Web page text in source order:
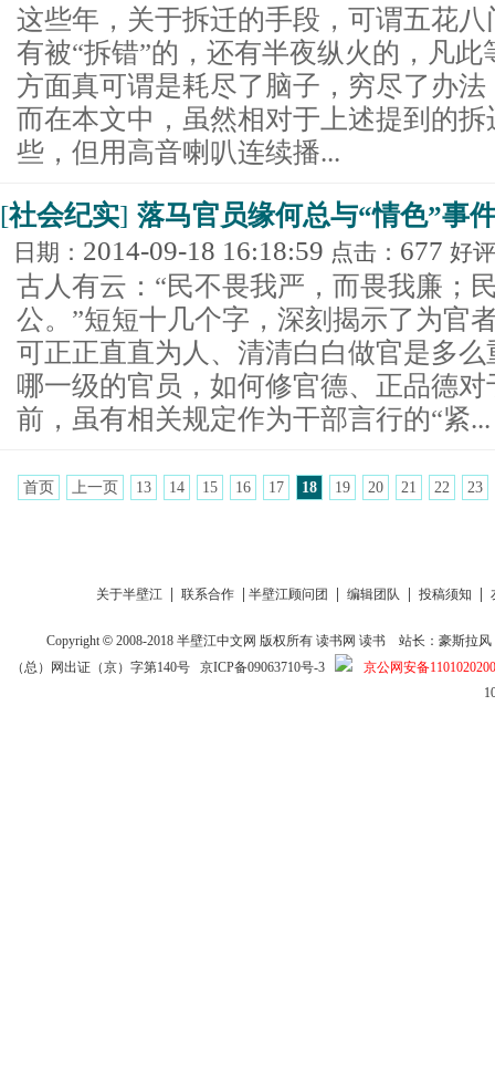
这些年，关于拆迁的手段，可谓五花
有被“拆错”的，还有半夜纵火的，凡
方面真可谓是耗尽了脑子，穷尽了办
而在本文中，虽然相对于上述提到的拆
些，但用高音喇叭连续播...
[社会纪实] 落马官员缘何总与“情色”事
日期： 2014-09-18 16:18:59 点击： 677 好
古人有云：“民不畏我严，而畏我廉；
公。”短短十几个字，深刻揭示了为官
可正正直直为人、清清白白做官是多
哪一级的官员，如何修官德、正品德
前，虽有相关规定作为干部言行的“紧...
首页 上一页 13 14 15 16 17 18 19 20 21 22 23
关于半壁江 联系合作 半壁江顾问团 编辑团队 投稿须知
Copyright © 2008-2018半壁江中文网 版权所有读书网 读书
站长：豪斯拉风
（总）网出证（京）字第140号 京ICP备09063710号-3
京公网安备